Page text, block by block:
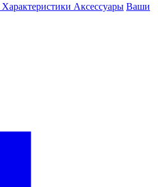
Характеристики Аксессуары Ваши